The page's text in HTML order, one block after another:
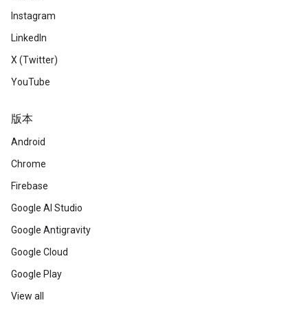
Instagram
LinkedIn
X (Twitter)
YouTube
版本
Android
Chrome
Firebase
Google AI Studio
Google Antigravity
Google Cloud
Google Play
View all